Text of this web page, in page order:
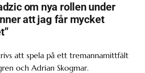
om nya rollen under
att jag får mycket
trivs att spela på ett tremannamittfält
och Adrian Skogmar.